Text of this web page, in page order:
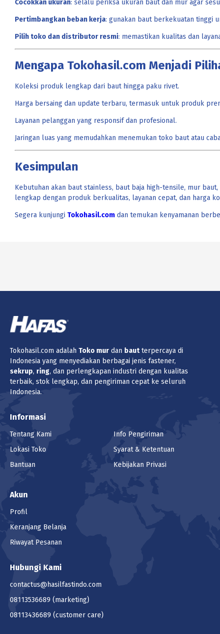
Cocokkan ukuran: selalu periksa ukuran baut dan mur agar
Pertimbangkan beban kerja: gunakan baut berkekuatan tinggi
Pilih toko dan distributor resmi: memastikan kualitas dan
Mengapa Tokohasil.com Menjadi
Koleksi produk lengkap dari baut hingga paku rivet.
Harga bersaing dan update terbaru, termasuk untuk produk
Layanan pelanggan yang responsif dan profesional.
Jaringan luas yang memudahkan menemukan toko baut atau
Kesimpulan
Kebutuhan akan baut stainless, baut baja high-tensile, mur
lengkap dengan produk berkualitas, layanan cepat, dan harga
Segera kunjungi Tokohasil.com dan temukan kenyamanan
Tokohasil.com adalah Toko mur dan bautterpercaya di
Indonesia yang menyediakan berbagai jenis fastener,
sekrup, ring, dan perlengkapan industri dengan kualitas
terbaik, stok lengkap, dan pengiriman cepat ke seluruh
Indonesia.
Informasi
Tentang Kami
Lokasi Toko
Bantuan
Info Pengiriman
Syarat & Ketentuan
Kebijakan Privasi
Akun
Profil
Keranjang Belanja
Riwayat Pesanan
Hubungi Kami
contactus@hasilfastindo.com
08113536689 (marketing)
08113436689 (customer care)